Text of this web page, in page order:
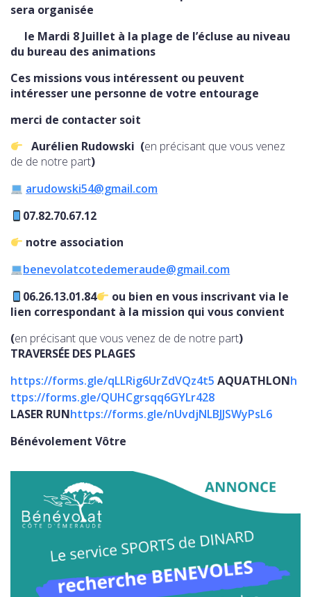
sera organisée
le Mardi 8 Juillet à la plage de l’écluse au niveau
du bureau des animations
Ces missions vous intéressent ou peuvent
intéresser une personne de votre entourage
merci de contacter soit
Aurélien Rudowski (en précisant que vous venez
de de notre part)
arudowski54@gmail.com
07.82.70.67.12
notre association
benevolatcotedemeraude@gmail.com
06.26.13.01.84
ou bien en vous inscrivant via le
lien correspondant à la mission qui vous convient
(en précisant que vous venez de de notre part)
TRAVERSÉE DES PLAGES
https://forms.gle/qLLRig6UrZdVQz4t5 AQUATHLONh
ttps://forms.gle/QUHCgrsqq6GYLr428
LASER RUNhttps://forms.gle/nUvdjNLBJJSWyPsL6
Bénévolement Vôtre